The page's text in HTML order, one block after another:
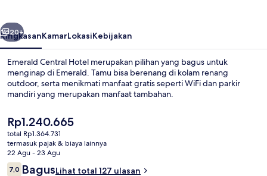
Berikutnya
20+
RingkasanKamarLokasiKebijakan
Emerald Central Hotel merupakan pilihan yang bagus untuk
menginap di Emerald. Tamu bisa berenang di kolam renang
outdoor, serta menikmati manfaat gratis seperti WiFi dan parkir
mandiri yang merupakan manfaat tambahan.
Harga
saat
ini
Rp1.240.665
Rp1.240.665
total Rp1.364.731
termasuk pajak & biaya lainnya
22 Agu - 23 Agu
Ulasan
7,07,0 dari 10
BagusLihat total 127 ulasan